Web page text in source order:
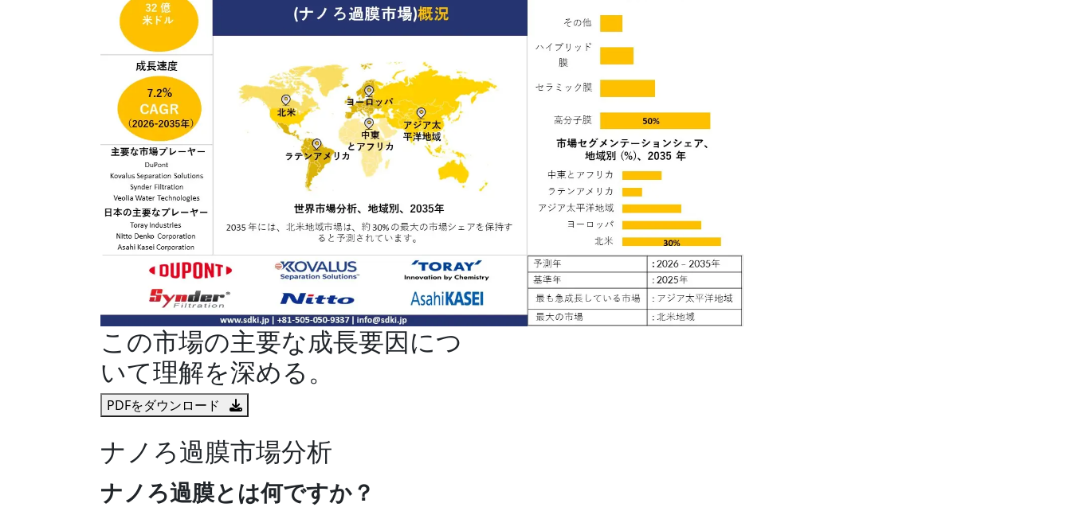
この市場の主要な成長要因につ
いて理解を深める。
PDFをダウンロード
ナノろ過膜市場分析
ナノろ過膜とは何ですか？